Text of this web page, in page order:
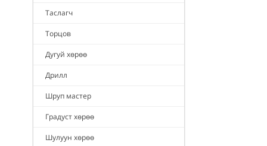
Таслагч
Торцов
Дугуй хөрөө
Дрилл
Шруп мастер
Градуст хөрөө
Шулуун хөрөө